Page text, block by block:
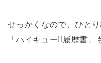
せっかくなので、ひと
「ハイキュー!!履歴書」